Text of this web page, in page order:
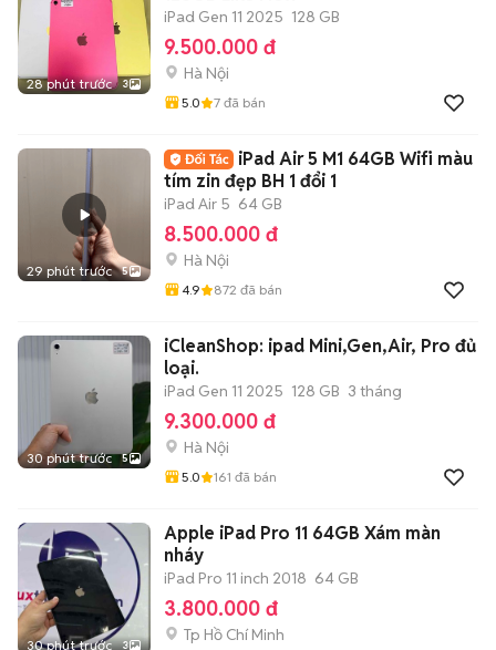
28 phút trước 3
iPad Gen 11 2025 128 GB
9.500.000 đ
Hà Nội
5.0 7 đã bán
29 phút trước 5
iPad Air 5 M1 64GB Wifi màu
tím zin đẹp BH 1 đổi 1
iPad Air 5 64 GB
8.500.000 đ
Hà Nội
4.9 872 đã bán
30 phút trước 5
iCleanShop: ipad Mini,Gen,Air, Pro đủ
loại.
iPad Gen 11 2025 128 GB 3 tháng
9.300.000 đ
Hà Nội
5.0 161 đã bán
30 phút trước 3
Apple iPad Pro 11 64GB Xám màn
nháy
iPad Pro 11 inch 2018 64 GB
3.800.000 đ
Tp Hồ Chí Minh